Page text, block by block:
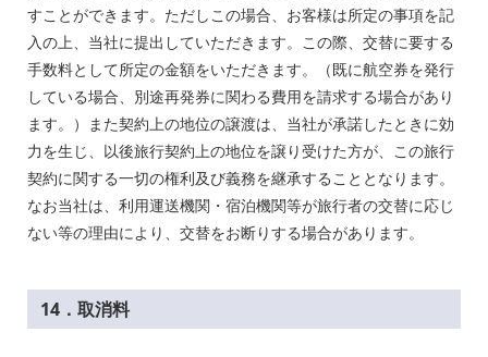
すことができます。ただしこの場合、お客様は所定の事項を記
入の上、当社に提出していただきます。この際、交替に要する
手数料として所定の金額をいただきます。（既に航空券を発行
している場合、別途再発券に関わる費用を請求する場合があり
ます。）また契約上の地位の譲渡は、当社が承諾したときに効
力を生じ、以後旅行契約上の地位を譲り受けた方が、この旅行
契約に関する一切の権利及び義務を継承することとなります。
なお当社は、利用運送機関・宿泊機関等が旅行者の交替に応じ
ない等の理由により、交替をお断りする場合があります。
14．取消料